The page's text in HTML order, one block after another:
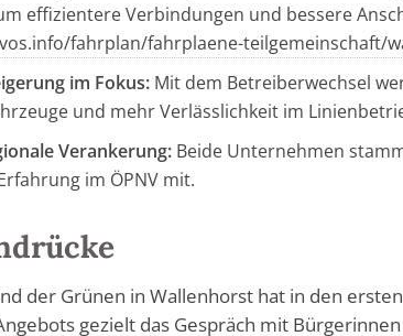
effizientere Verbindungen und bessere
fahrplan/fahrplaene-teilgemeinschaft/
im Fokus: Mit dem Betreiberwechsel
und mehr Verlässlichkeit im
Verankerung: Beide Unternehmen
im ÖPNV mit.
der Grünen in Wallenhorst hat in den
gezielt das Gespräch mit